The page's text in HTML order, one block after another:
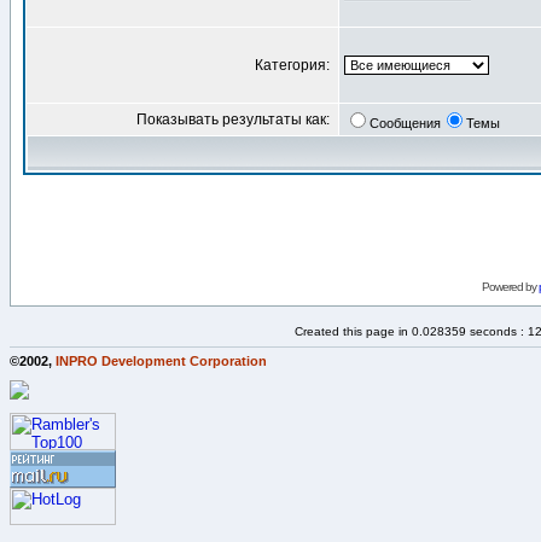
Категория:
Показывать результаты как: Сообщения Темы
Powered by
Created this page in 0.028359 seconds :
©2002, INPRO Development Corporation